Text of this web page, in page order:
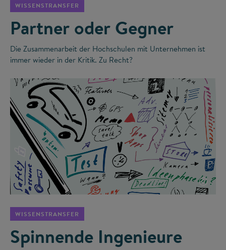
WISSENSTRANSFER
Partner oder Gegner
Die Zusammenarbeit der Hochschulen mit Unternehmen ist
immer wieder in der Kritik. Zu Recht?
©
WISSENSTRANSFER
Spinnende Ingenieure